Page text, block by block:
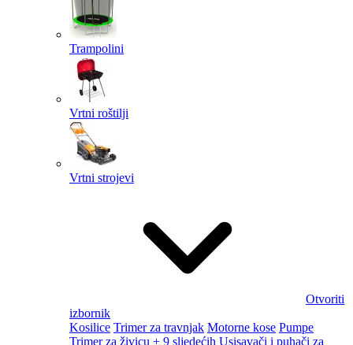
Trampolini
Vrtni roštilji
Vrtni strojevi
Otvoriti
izbornik
Kosilice Trimer za travnjak Motorne kose Pumpe
Trimer za živicu + 9 sljedećih Usisavači i puhači za